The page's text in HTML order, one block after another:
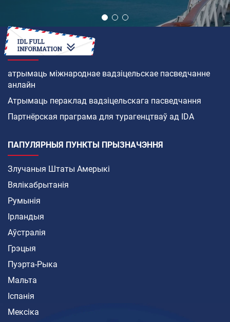
ЯК
атрымаць міжнароднае вадзіцельскае пасведчанне
анлайн
Атрымаць пераклад вадзіцельскага пасведчання
Партнёрская праграма для турагенцтваў ад IDA
ПАПУЛЯРНЫЯ ПУНКТЫ ПРЫЗНАЧЭННЯ
Злучаныя Штаты Амерыкі
Вялікабрытанія
Румынія
Ірландыя
Аўстралія
Грэцыя
Пуэрта-Рыка
Мальта
Іспанія
Мексіка